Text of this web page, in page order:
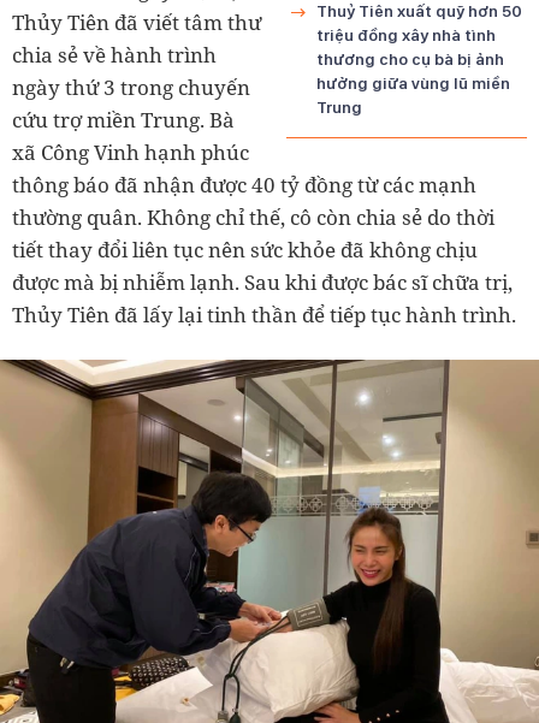
Thuỷ Tiên xuất quỹ hơn 50
triệu đồng xây nhà tình
thương cho cụ bà bị ảnh
hưởng giữa vùng lũ miền
Trung
Thủy Tiên đã viết tâm thư
chia sẻ về hành trình
ngày thứ 3 trong chuyến
cứu trợ miền Trung. Bà
xã Công Vinh hạnh phúc
thông báo đã nhận được 40 tỷ đồng từ các mạnh
thường quân. Không chỉ thế, cô còn chia sẻ do thời
tiết thay đổi liên tục nên sức khỏe đã không chịu
được mà bị nhiễm lạnh. Sau khi được bác sĩ chữa trị,
Thủy Tiên đã lấy lại tinh thần để tiếp tục hành trình.